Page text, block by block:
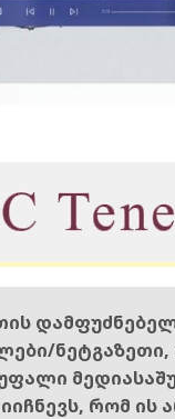
რომ ის